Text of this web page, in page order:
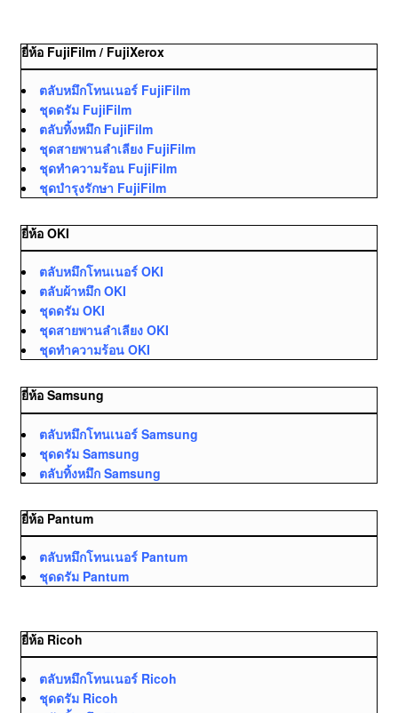
ยี่ห้อ FujiFilm / FujiXerox
ตลับหมึกโทนเนอร์ FujiFilm
ชุดดรัม FujiFilm
ตลับทิ้งหมึก FujiFilm
ชุดสายพานลำเลียง FujiFilm
ชุดทำความร้อน FujiFilm
ชุดบำรุงรักษา FujiFilm
ยี่ห้อ OKI
ตลับหมึกโทนเนอร์ OKI
ตลับผ้าหมึก OKI
ชุดดรัม OKI
ชุดสายพานลำเลียง OKI
ชุดทำความร้อน OKI
ยี่ห้อ Samsung
ตลับหมึกโทนเนอร์ Samsung
ชุดดรัม Samsung
ตลับทิ้งหมึก Samsung
ยี่ห้อ Pantum
ตลับหมึกโทนเนอร์ Pantum
ชุดดรัม Pantum
ยี่ห้อ Ricoh
ตลับหมึกโทนเนอร์ Ricoh
ชุดดรัม Ricoh